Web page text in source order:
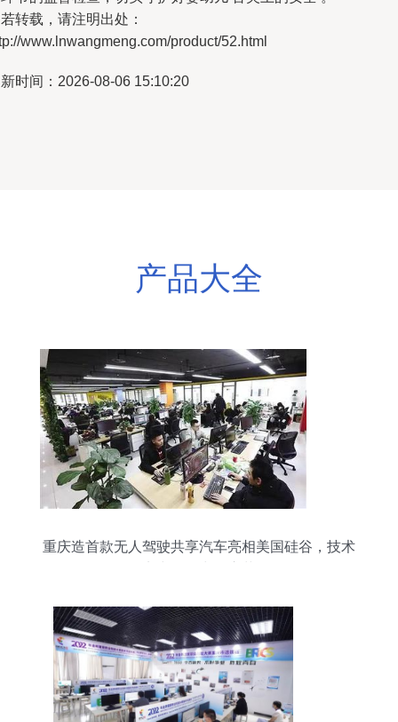
转载，请注明出处：
www.lnwangmeng.com/product/52.html
时间：2026-08-06 15:10:20
产品大全
重庆造首款无人驾驶共享汽车亮相美国硅谷，技术